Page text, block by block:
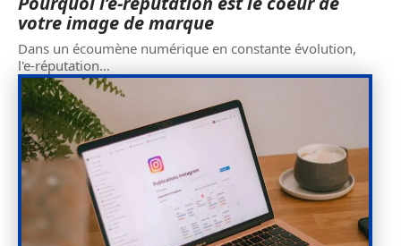
votre image de marque
Dans un écoumène numérique en constante évolution,
l'e-réputation…